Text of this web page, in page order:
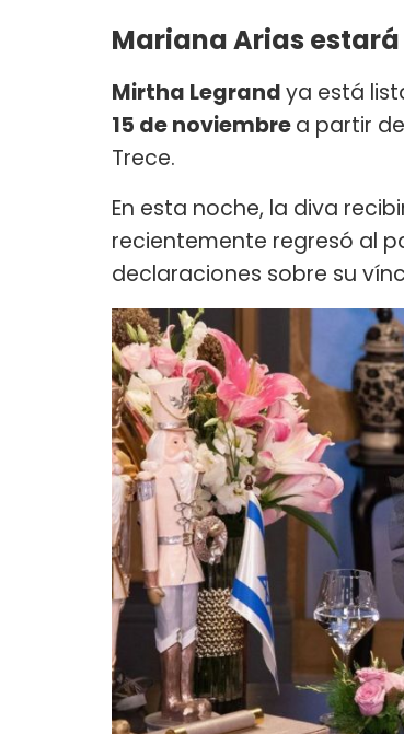
Mariana Arias
Mirtha Legrandya está
15 de noviembrea partir
Trece.
En esta noche, la diva
recientemente regresó al
declaraciones sobre su